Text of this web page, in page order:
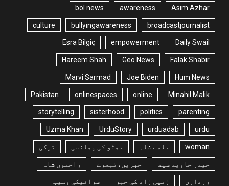
Asim Azhar
awareness
bol news
broadcastjournalist
bullyingawareness
culture
Daily Swail
empowerment
Esra Bilgiç
Falak Shabir
Geo News
Hareem Shah
Hum News
Joe Biden
Marvi Sarmad
Minahil Malik
online
onlinespaces
Pakistan
parenting
politics
sisterhood
storytelling
urdu
urduadab
UrduStory
Uzma Khan
woman بلھے شاہ بھٹو کی پھانسی ترکی
حیدر جاوید سید خبریں،تبصرے راحموں شاہ
زرداری زمیں زاد کی خبر سرائیکی وسیب